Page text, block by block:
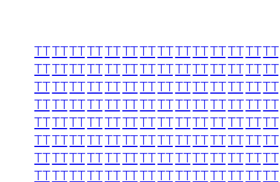
TTTTTTTTTTTTTTTTTTTTTTTTTTTT
TTTTTTTTTTTTTTTTTTTTTTTTTTTT
TTTTTTTTTTTTTTTTTTTTTTTTTTTT
TTTTTTTTTTTTTTTTTTTTTTTTTTTT
TTTTTTTTTTTTTTTTTTTTTTTTTTTT
TTTTTTTTTTTTTTTTTTTTTTTTTTTT
TTTTTTTTTTTTTTTTTTTTTTTTTTTT
TTTTTTTTTTTTTTTTTTTTTTTTTTTT